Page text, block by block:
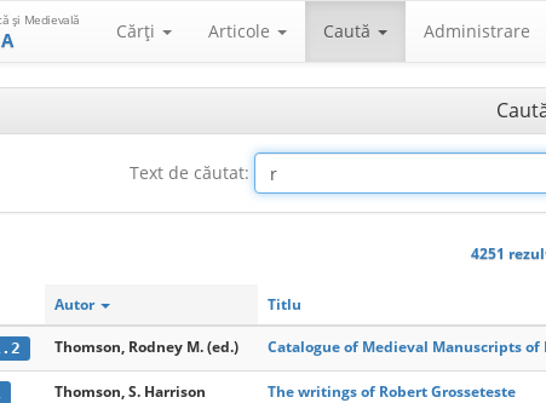
şi Medievală Cărţi Articole Caută Administrare
Text de căutat:
4251
Autor Titlu
Thomson, Rodney M. (ed.) Catalogue of Medieval Manuscripts
Thomson, S. Harrison The writings of Robert Grosseteste